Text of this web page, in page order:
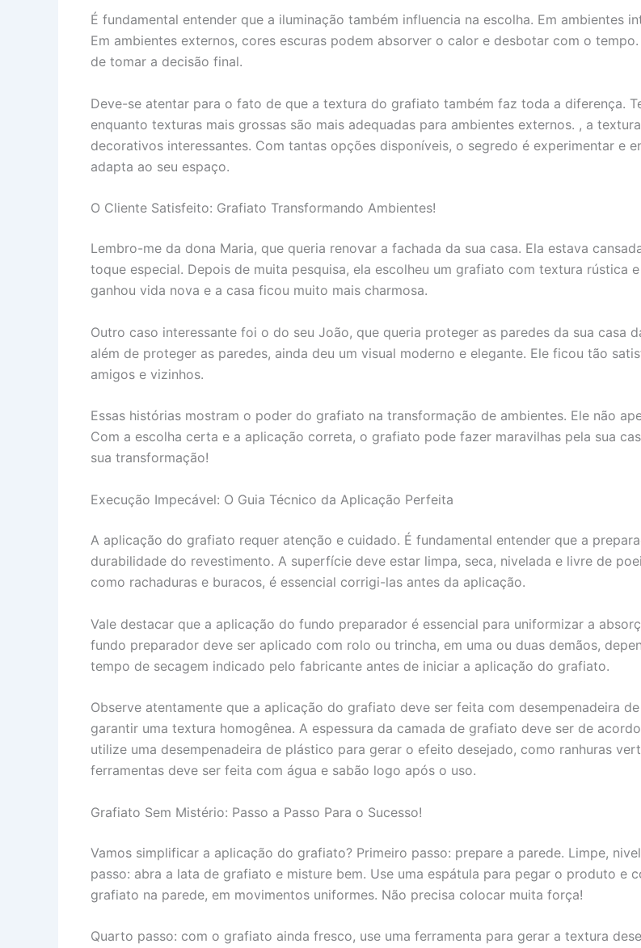
É fundamental entender que a iluminação também influencia na escolha. Em ambientes
Em ambientes externos, cores escuras podem absorver o calor e desbotar com o
de tomar a decisão final.
Deve-se atentar para o fato de que a textura do grafiato também faz toda a diferença.
enquanto texturas mais grossas são mais adequadas para ambientes externos. , a
decorativos interessantes. Com tantas opções disponíveis, o segredo é experimentar e
adapta ao seu espaço.
O Cliente Satisfeito: Grafiato Transformando Ambientes!
Lembro-me da dona Maria, que queria renovar a fachada da sua casa. Ela estava
toque especial. Depois de muita pesquisa, ela escolheu um grafiato com textura rústica
ganhou vida nova e a casa ficou muito mais charmosa.
Outro caso interessante foi o do seu João, que queria proteger as paredes da sua casa
além de proteger as paredes, ainda deu um visual moderno e elegante. Ele ficou tão
amigos e vizinhos.
Essas histórias mostram o poder do grafiato na transformação de ambientes. Ele não
Com a escolha certa e a aplicação correta, o grafiato pode fazer maravilhas pela sua
sua transformação!
Execução Impecável: O Guia Técnico da Aplicação Perfeita
A aplicação do grafiato requer atenção e cuidado. É fundamental entender que a
durabilidade do revestimento. A superfície deve estar limpa, seca, nivelada e livre de
como rachaduras e buracos, é essencial corrigi-las antes da aplicação.
Vale destacar que a aplicação do fundo preparador é essencial para uniformizar a
fundo preparador deve ser aplicado com rolo ou trincha, em uma ou duas demãos,
tempo de secagem indicado pelo fabricante antes de iniciar a aplicação do grafiato.
Observe atentamente que a aplicação do grafiato deve ser feita com desempenadeira
garantir uma textura homogênea. A espessura da camada de grafiato deve ser de
utilize uma desempenadeira de plástico para gerar o efeito desejado, como ranhuras
ferramentas deve ser feita com água e sabão logo após o uso.
Grafiato Sem Mistério: Passo a Passo Para o Sucesso!
Vamos simplificar a aplicação do grafiato? Primeiro passo: prepare a parede. Limpe,
passo: abra a lata de grafiato e misture bem. Use uma espátula para pegar o produto e
grafiato na parede, em movimentos uniformes. Não precisa colocar muita força!
Quarto passo: com o grafiato ainda fresco, use uma ferramenta para gerar a textura